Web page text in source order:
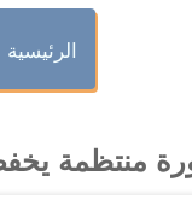
الرئيسية
منتظمة